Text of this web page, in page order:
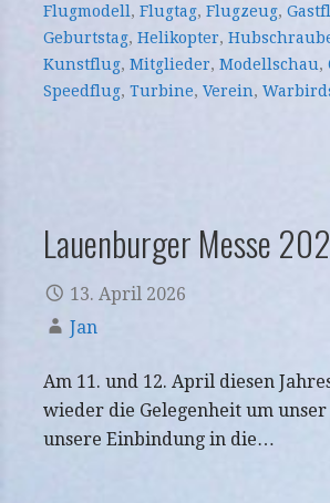
Flugmodell , Flugtag, Flugzeug,
Geburtstag, Helikopter,
Kunstflug, Mitglieder, Modellschau,
Speedflug, Turbine, Verein,
Lauenburger Messe
13. April 2026
Jan
Am 11. und 12. April diesen
wieder die Gelegenheit um
unsere Einbindung in die…